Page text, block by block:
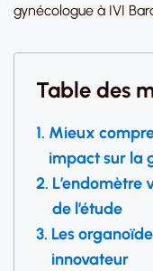
gynécologue à IVI
Table des
Mieux
impact sur la
L’endomètre
de l’étude
Les
innovateur